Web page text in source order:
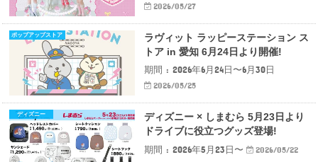
2026/05/27
ポップアップストア
ラヴィット ラッピーステーション ス
トア in 愛知 6月24日より開催!
期間 : 2026年6月24日〜6月30日
2026/05/25
ディズニー
ディズニー × しまむら 5月23日より
ドライブに役立つグッズ登場!
期間 : 2026年5月23日〜
2026/05/22